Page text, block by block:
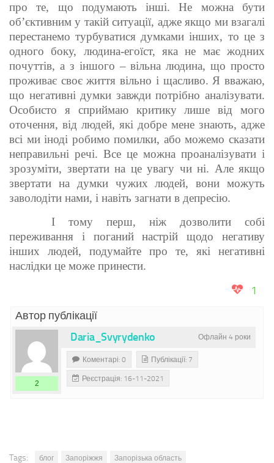
про те, що подумають інші. Не можна бути
об’єктивним у такій ситуації, адже якщо ми взагалі
перестанемо турбуватися думками інших, то це з
одного боку, людина-егоїст, яка не має жодних
почуттів, а з іншого – вільна людина, що просто
проживає своє життя вільно і щасливо. Я вважаю,
що негативні думки завжди потрібно аналізувати.
Особисто я сприймаю критику лише від мого
оточення, від людей, які добре мене знають, адже
всі ми іноді робимо помилки, або можемо сказати
неправильні речі. Все це можна проаналізувати і
зрозуміти, звертати на це увагу чи ні. Але якщо
звертати на думки чужих людей, вони можуть
заволодіти нами, і навіть загнати в депресію.
І тому перш, ніж дозволити собі
переживання і поганий настрій щодо негативу
інших людей, подумайте про те, які негативні
наслідки це може принести.
1
Автор публікації
Офлайн 4 роки
Daria_Svyrydenko
2
Коментарі: 0 Публікації: 7
Реєстрація: 16-11-2021
Tags: блог Запоріжжя Запорізька область